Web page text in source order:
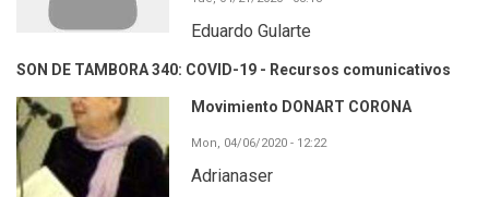
Eduardo Gularte
SON DE TAMBORA 340: COVID-19 - Recursos comunicativos
Movimiento DONART CORONA
Mon, 04/06/2020 - 12:22
Adrianaser